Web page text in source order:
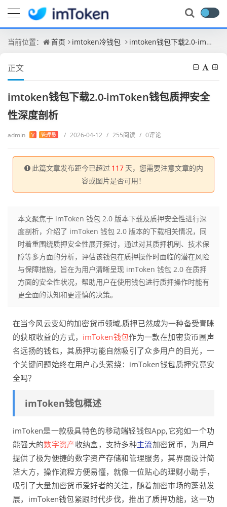
当前位置： 首页 imtoken冷钱包 imtoken钱包下载2.0-imToken钱包质押安全性深度剖析
正文
imtoken钱包下载2.0-imToken钱包质押安全
性深度剖析
admin V 管理员 / 2026-04-12 / 255阅读 / 0评论
此篇文章发布距今已超过 117 天，您需要注意文章的内
容或图片是否可用！
本文聚焦于 imToken 钱包 2.0 版本下载及质押安全性进行深
度剖析，介绍了 imToken 钱包 2.0 版本的下载相关情况，同
时着重围绕质押安全性展开探讨，通过对其质押机制、技术保
障等多方面的分析，评估该钱包在质押操作时面临的潜在风险
与保障措施，旨在为用户清晰呈现 imToken 钱包 2.0 在质押
方面的安全性状况，帮助用户在使用钱包进行质押操作时能有
更全面的认知和更谨慎的决策。
在当今风云变幻的加密货币领域,质押已然成为一种备受青睐
的获取收益的方式， imToken钱包作为一款在加密货币圈声
名远扬的钱包，其质押功能自然吸引了众多用户的目光，一
个关键问题始终在用户心头萦绕：imToken钱包质押究竟安
全吗？
imToken钱包概述
imToken是一款极具特色的移动端轻钱包App,它宛如一个功
能强大的数字资产收纳盒，支持多种主流加密货币，为用户
提供了极为便捷的数字资产存储和管理服务，其界面设计简
洁大方，操作流程方便易懂，就像一位贴心的理财小助手，
吸引了大量加密货币爱好者的关注，随着加密市场的蓬勃发
展，imToken钱包紧跟时代步伐，推出了质押功能，这一功